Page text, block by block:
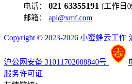
电话： 021 63355191 (工作日
邮箱： api@xmf.com
Copyright © 2023-2026 小蜜蜂云工作
沪公网安备 31011702008840号
服务许可证